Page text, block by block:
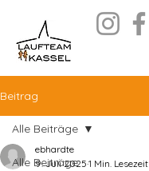
Beitrag
Alle Beiträge
Alle Beiträge
ebhardte
9. Juli 2025 1 Min. Lesezeit